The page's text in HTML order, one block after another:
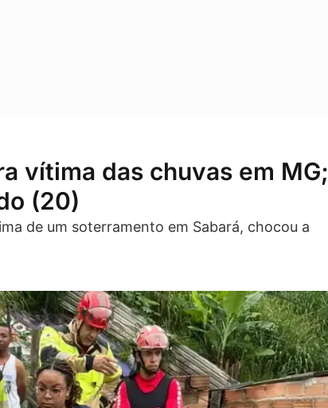
vítima das chuvas em MG;
(20)
de um soterramento em Sabará, chocou a